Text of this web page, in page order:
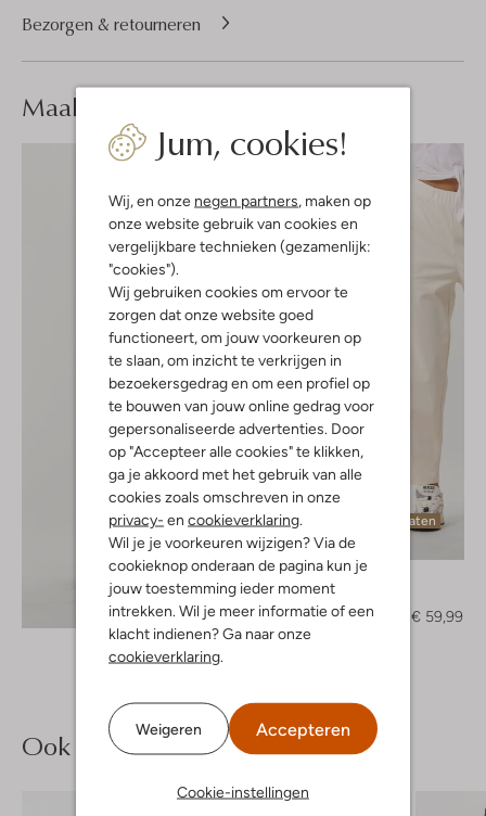
Jum, cookies!
Wij, en onze negen partners, maken op
onze website gebruik van cookies en
vergelijkbare technieken (gezamenlijk:
"cookies").
Wij gebruiken cookies om ervoor te
zorgen dat onze website goed
functioneert, om jouw voorkeuren op
te slaan, om inzicht te verkrijgen in
bezoekersgedrag en om een profiel op
te bouwen van jouw online gedrag voor
gepersonaliseerde advertenties. Door
op "Accepteer alle cookies" te klikken,
ga je akkoord met het gebruik van alle
cookies zoals omschreven in onze
privacy- en cookieverklaring.
Wil je je voorkeuren wijzigen? Via de
cookieknop onderaan de pagina kun je
jouw toestemming ieder moment
intrekken. Wil je meer informatie of een
klacht indienen? Ga naar onze
cookieverklaring.
Weigeren Accepteren
Cookie-instellingen
Bezorgen & retourneren
Maak je
Ontdek de look
Laatste maten
-60%
Knit-Ted
€ 149,95
€ 59,99
Ook iets voor jou?